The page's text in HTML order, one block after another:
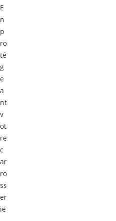
E
n
p
ro
té
g
e
a
nt
v
ot
re
c
ar
ro
ss
er
ie